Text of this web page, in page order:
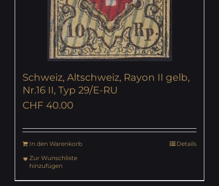
Schweiz, Altschweiz, Rayon II gelb,
Nr.16 II, Typ 29/E-RU
CHF 40.00
In den Warenkorb
Details
Zur Wunschliste
hinzufügen